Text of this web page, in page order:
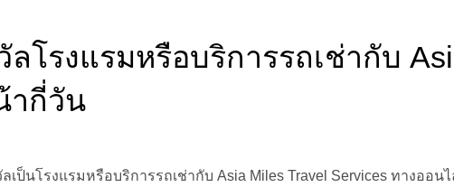
โรงแรมหรือบริการรถเช่ากับ
ากี่วัน
ป็นโรงแรมหรือบริการรถเช่ากับ Asia Miles Travel Services ทางออน